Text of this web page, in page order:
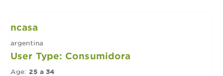
ncasa
argentina
User Type: Consumidora
Age: 25 a 34